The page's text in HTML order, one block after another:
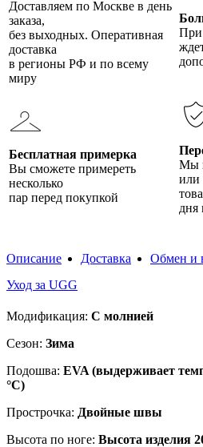
Доставляем по Москве в день
заказа,
без выходных. Оперативная
доставка
в регионы РФ и по всему
миру
При
Бесплатная примерка
Вы сможете примереть
несколько
пар перед покупкой
Мы
или
дня
Описание Доставка Обмен и
Уход за UGG
Модификация: С молнией
Сезон: Зима
Подошва: EVA (выдерживает
°C)
Прострочка: Двойные швы
Высота по ноге: Высота изделия